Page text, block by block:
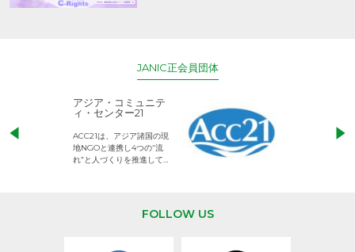
JANIC正会員団体
アジア・コミュニテ
ィ・センター21
ACC21は、アジア諸国の現
地NGOと連携し4つの“流
れ”と人づくりを推進してい
児童労働のない
権利が守られた
FOLLOW US